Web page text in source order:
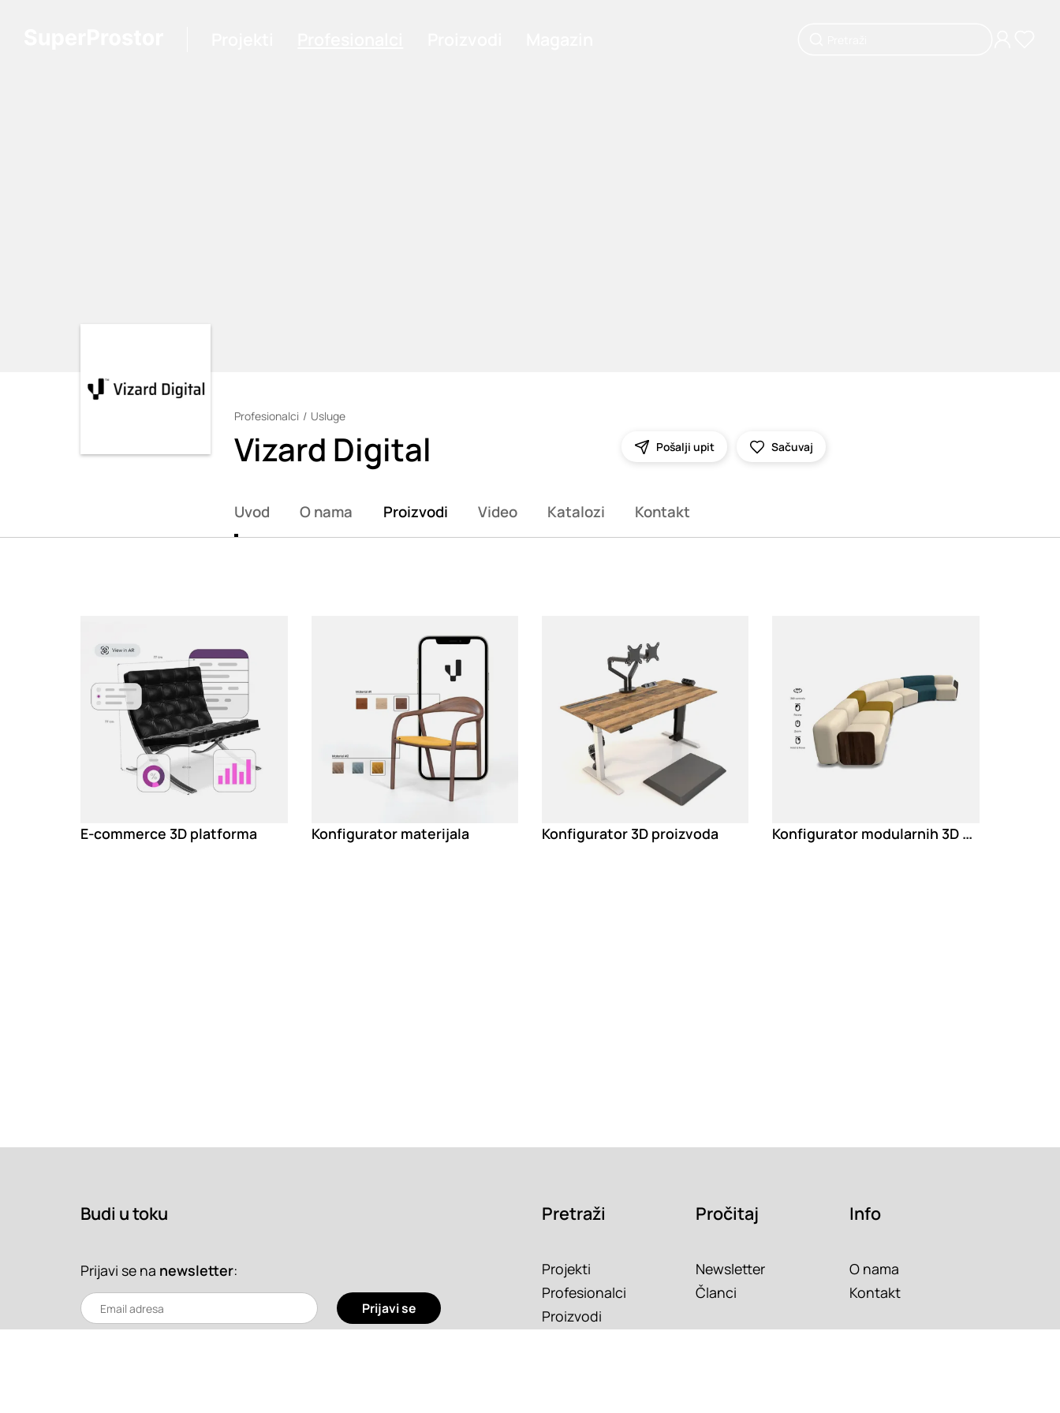
Profesionalci Usluge
Vizard Digital Pošalji upit Sačuvaj
Uvod O nama Proizvodi Video Katalozi Kontakt
E-commerce 3D platforma Konfigurator materijala Konfigurator 3D proizvoda Konfigurator modularnih 3D proizvoda
Budi u toku
Prijavi se na newsletter:
Prijavi se
Pretraži
Projekti
Profesionalci
Proizvodi
Pročitaj
Newsletter
Članci
Info
O nama
Kontakt